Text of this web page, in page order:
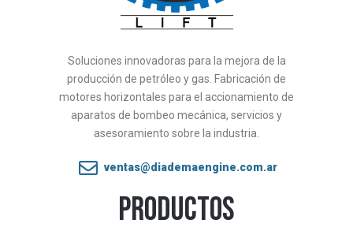
Soluciones innovadoras para la mejora de la
producción de petróleo y gas. Fabricación de
motores horizontales para el accionamiento de
aparatos de bombeo mecánica, servicios y
asesoramiento sobre la industria.
ventas@diademaengine.com.ar
PRODUCTOS